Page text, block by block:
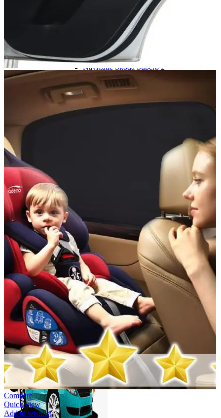
Navigație Skoda Fabia 1
Navigație Skoda Fabia 2
Navigație Skoda Octavia 1
Navigație Skoda Octavia 2
Navigație Skoda Octavia 3
Navigație Skoda Rapid
Navigație Skoda Superb 1
Navigație Skoda Superb 2
Navigație Toyota Avensis T25
Portbagaj Plafon Auto
Sub 350 Litri
Peste 350 Litri
Peste 450 litri
Accesorii auto masina
Incalzitor diesel
Antifurt masina
Blog
Despre Noi
Compare
Quick view
Add to wishlist